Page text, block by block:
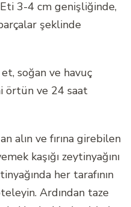
3-4 cm genişliğinde,
şeklinde
soğan ve havuç
örtün ve 24 saat
alın ve fırına girebilen
kaşığı zeytinyağını
her tarafının
Ardından taze